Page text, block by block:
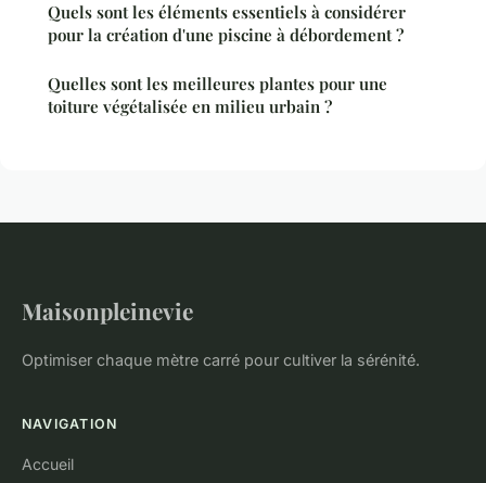
Quels sont les éléments essentiels à considérer
pour la création d'une piscine à débordement ?
Quelles sont les meilleures plantes pour une
toiture végétalisée en milieu urbain ?
Maisonpleinevie
Optimiser chaque mètre carré pour cultiver la sérénité.
NAVIGATION
Accueil